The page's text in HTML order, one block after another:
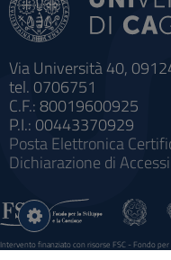
Via Università 40,
tel. 0706751
C.F.: 80019600925
P.I.: 00443370929
Posta Elettronica
Dichiarazione di
Intervento finanziato con risorse FSC - Fondo
Sistema informatico gestionale integrato a
Impostazioni
cookie